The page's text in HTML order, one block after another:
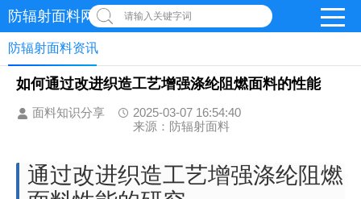
防辐射面料网 请输入关键字词
防辐射面料资讯
如何通过改进织造工艺增强涤纶阻燃面料的性能
面料知识分享
2025-03-07 16:54:40
来源：防辐射面料
通过改进织造工艺增强涤纶阻燃